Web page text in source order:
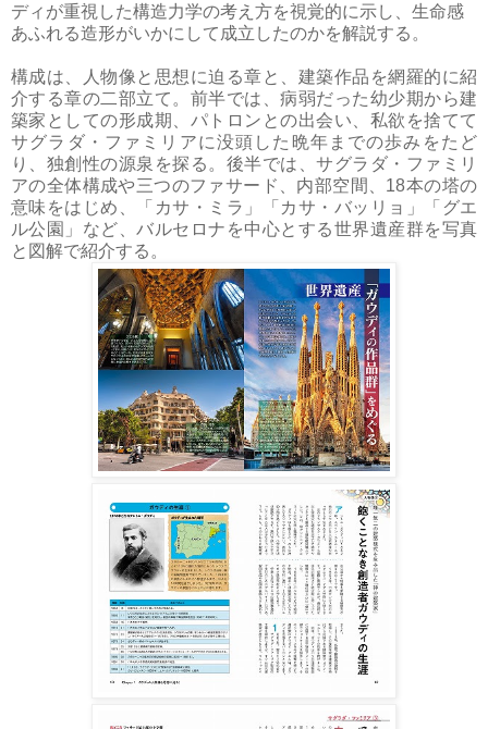
ディが重視した構造力学の考え方を視覚的に示し、生命感
あふれる造形がいかにして成立したのかを解説する。
構成は、人物像と思想に迫る章と、建築作品を網羅的に紹
介する章の二部立て。前半では、病弱だった幼少期から建
築家としての形成期、パトロンとの出会い、私欲を捨てて
サグラダ・ファミリアに没頭した晩年までの歩みをたど
り、独創性の源泉を探る。後半では、サグラダ・ファミリ
アの全体構成や三つのファサード、内部空間、18本の塔の
意味をはじめ、「カサ・ミラ」「カサ・バッリョ」「グエ
ル公園」など、バルセロナを中心とする世界遺産群を写真
と図解で紹介する。